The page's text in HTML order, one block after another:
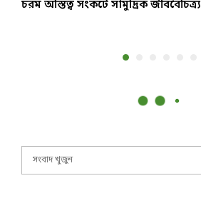
চরম অস্তিত্ব সংকটে সামুদ্রিক জীববৈচিত্র্য